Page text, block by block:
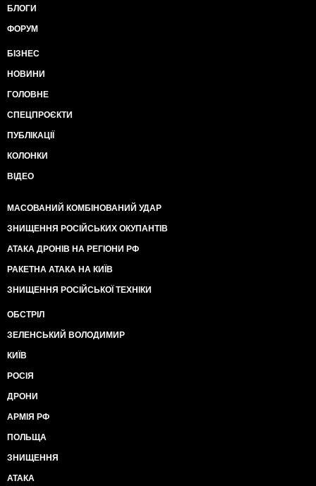
БЛОГИ
ФОРУМ
БІЗНЕС
НОВИНИ
ГОЛОВНЕ
СПЕЦПРОЄКТИ
ПУБЛІКАЦІЇ
КОЛОНКИ
ВІДЕО
МАСОВАНИЙ КОМБІНОВАНИЙ УДАР
ЗНИЩЕННЯ РОСІЙСЬКИХ ОКУПАНТІВ
АТАКА ДРОНІВ НА РЕГІОНИ РФ
РАКЕТНА АТАКА НА КИЇВ
ЗНИЩЕННЯ РОСІЙСЬКОЇ ТЕХНІКИ
ОБСТРІЛ
ЗЕЛЕНСЬКИЙ ВОЛОДИМИР
КИЇВ
РОСІЯ
ДРОНИ
АРМІЯ РФ
ПОЛЬЩА
ЗНИЩЕННЯ
АТАКА